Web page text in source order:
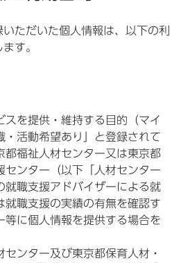
ただいた個人情報は、以下の利
す。
スを提供・維持する目的（マイ
・活動希望あり」と登録されて
都福祉人材センター又は東京都
センター（以下「人材センター
就職支援アドバイザーによる就
就職支援の実績の有無を確認す
等に個人情報を提供する場合を
センター及び東京都保育人材・